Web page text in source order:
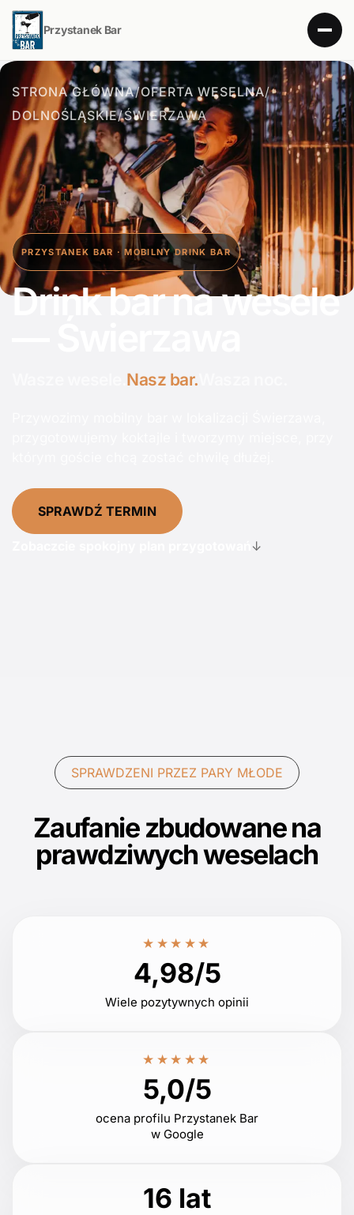
Przystanek Bar
STRONA GŁÓWNA/OFERTA WESELNA/
DOLNOŚLĄSKIE/ŚWIERZAWA
PRZYSTANEK BAR · MOBILNY DRINK BAR
Drink bar na wesele
Nasz bar.
SPRAWDŹ TERMIN
↓
SPRAWDZENI PRZEZ PARY MŁODE
Zaufanie zbudowane na
prawdziwych weselach
★★★★★
4,98/5
Wiele pozytywnych opinii
★★★★★
5,0/5
ocena profilu Przystanek Bar
w Google
16 lat